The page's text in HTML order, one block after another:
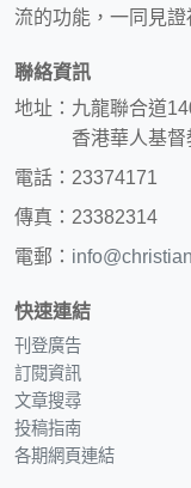
流的功能，一同見證
聯絡資訊
地址：九龍聯合道
香港華人基督
電話：23374171
傳真：23382314
電郵：
快速連結
刊登廣告
訂閱資訊
文章搜尋
投稿指南
各期網頁連結